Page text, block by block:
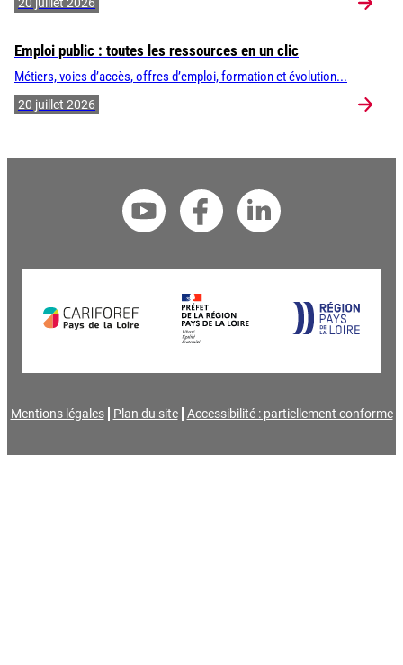
20 juillet 2026
Emploi public : toutes les ressources en un clic
Métiers, voies d’accès, offres d’emploi, formation et évolution...
20 juillet 2026
Mentions légales Plan du site Accessibilité : partiellement conforme